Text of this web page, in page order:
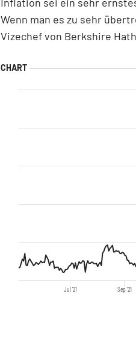
Wenn man es zu sehr
Vizechef von Berkshire
Jul '21 Sep '21